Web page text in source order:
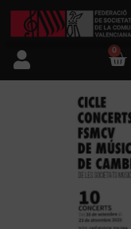
FSMCV
Àrea de gestió
Àrea educativa
0